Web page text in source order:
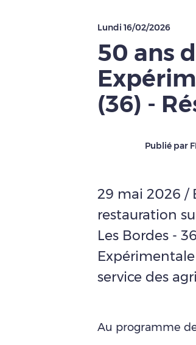
Lundi 16/02/2026
50 ans
(36) -
Publié par
29 mai 2026 /
restauration
Les Bordes -
service des
Au programme